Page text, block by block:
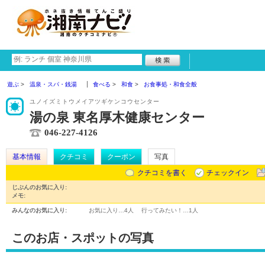
遊ぶ 温泉・スパ・銭湯 食べる 和食 お食事処・和食全般
ユノイズミトウメイアツギケンコウセンター
湯の泉 東名厚木健康センター
046-227-4126
基本情報 クチコミ クーポン
写真
クチコミを書く
チェックイン
じぶんのお気に入り:
メモ:
みんなのお気に入り: お気に入り… 4人 行ってみたい！… 1人
このお店・スポットの写真